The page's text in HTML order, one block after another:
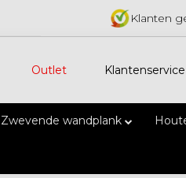
Klanten
Outlet Klantenservice
Zwevende wandplank